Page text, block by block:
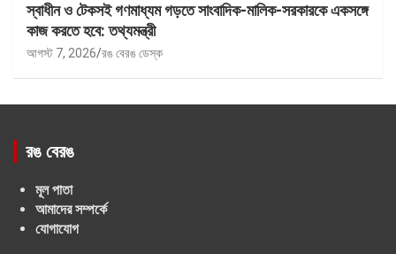
স্বাধীন ও টেকসই গণমাধ্যম গড়তে সাংবাদিক-মালিক-সরকারকে একসঙ্গে
কাজ করতে হবে: তথ্যমন্ত্রী
আগস্ট 7, 2026 রঙ বেরঙ ডেস্ক
রঙ বেরঙ
মূল পাতা
আমাদের সম্পর্কে
যোগাযোগ